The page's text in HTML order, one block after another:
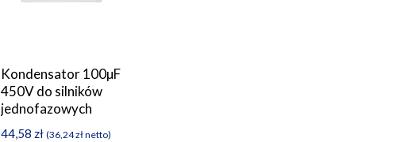
Kondensator 100µF
450V do silników
jednofazowych
44,58 zł (36,24złnetto)